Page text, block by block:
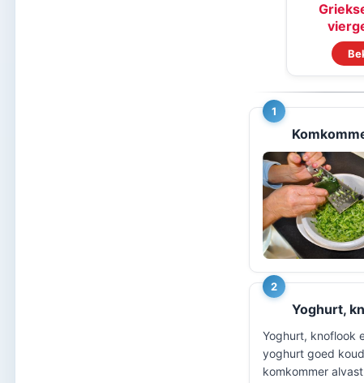
1
2
Yoghurt,
Yoghurt, knoflook
yoghurt goed
komkommer